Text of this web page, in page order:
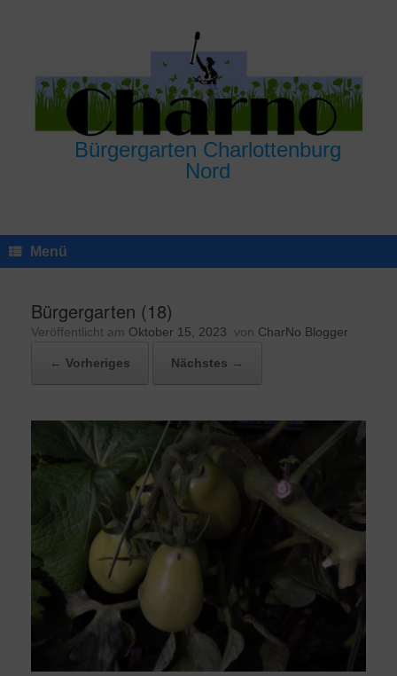
Bürgergarten Charlottenburg
Nord
Menü
Bürgergarten (18)
Veröffentlicht am Oktober 15, 2023 von CharNo Blogger
← Vorheriges Nächstes →